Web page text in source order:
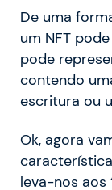
De uma
um NFT
pode
contendo
escritura ou
Ok, agora
leva-nos aos